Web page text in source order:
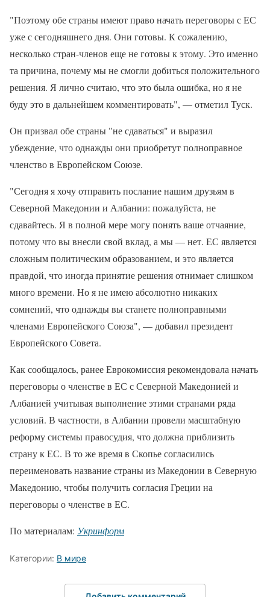
"Поэтому обе страны имеют право начать переговоры с ЕС
уже с сегодняшнего дня. Они готовы. К сожалению,
несколько стран-членов еще не готовы к этому. Это именно
та причина, почему мы не смогли добиться положительного
решения. Я лично считаю, что это была ошибка, но я не
буду это в дальнейшем комментировать", — отметил Туск.
Он призвал обе страны "не сдаваться" и выразил
убеждение, что однажды они приобретут полноправное
членство в Европейском Союзе.
"Сегодня я хочу отправить послание нашим друзьям в
Северной Македонии и Албании: пожалуйста, не
сдавайтесь. Я в полной мере могу понять ваше отчаяние,
потому что вы внесли свой вклад, а мы — нет. ЕС является
сложным политическим образованием, и это является
правдой, что иногда принятие решения отнимает слишком
много времени. Но я не имею абсолютно никаких
сомнений, что однажды вы станете полноправными
членами Европейского Союза", — добавил президент
Европейского Совета.
Как сообщалось, ранее Еврокомиссия рекомендовала начать
переговоры о членстве в ЕС с Северной Македонией и
Албанией учитывая выполнение этими странами ряда
условий. В частности, в Албании провели масштабную
реформу системы правосудия, что должна приблизить
страну к ЕС. В то же время в Скопье согласились
переименовать название страны из Македонии в Северную
Македонию, чтобы получить согласия Греции на
переговоры о членстве в ЕС.
По материалам: Укринформ
Категории: В мире